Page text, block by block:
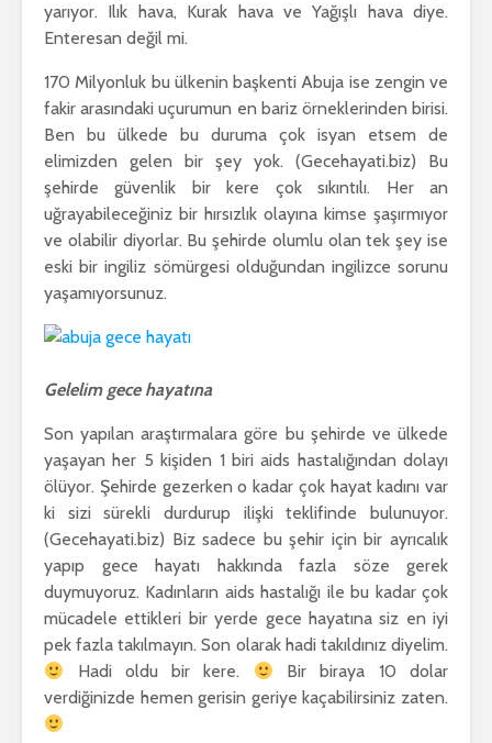
yarıyor. Ilık hava, Kurak hava ve Yağışlı hava diye.
Enteresan değil mi.
170 Milyonluk bu ülkenin başkenti Abuja ise zengin ve
fakir arasındaki uçurumun en bariz örneklerinden birisi.
Ben bu ülkede bu duruma çok isyan etsem de
elimizden gelen bir şey yok. (Gecehayati.biz) Bu
şehirde güvenlik bir kere çok sıkıntılı. Her an
uğrayabileceğiniz bir hırsızlık olayına kimse şaşırmıyor
ve olabilir diyorlar. Bu şehirde olumlu olan tek şey ise
eski bir ingiliz sömürgesi olduğundan ingilizce sorunu
yaşamıyorsunuz.
Gelelim gece hayatına
Son yapılan araştırmalara göre bu şehirde ve ülkede
yaşayan her 5 kişiden 1 biri aids hastalığından dolayı
ölüyor. Şehirde gezerken o kadar çok hayat kadını var
ki sizi sürekli durdurup ilişki teklifinde bulunuyor.
(Gecehayati.biz) Biz sadece bu şehir için bir ayrıcalık
yapıp gece hayatı hakkında fazla söze gerek
duymuyoruz. Kadınların aids hastalığı ile bu kadar çok
mücadele ettikleri bir yerde gece hayatına siz en iyi
pek fazla takılmayın. Son olarak hadi takıldınız diyelim.
Hadi oldu bir kere.
Bir biraya 10 dolar
verdiğinizde hemen gerisin geriye kaçabilirsiniz zaten.